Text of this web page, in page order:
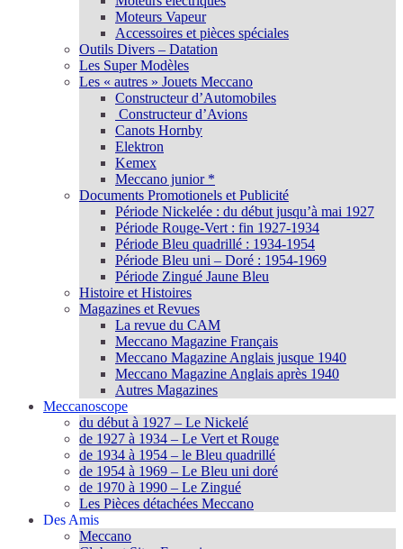
Moteurs Vapeur
Accessoires et pièces spéciales
Outils Divers – Datation
Les Super Modèles
Les « autres » Jouets Meccano
Constructeur d’Automobiles
Constructeur d’Avions
Canots Hornby
Elektron
Kemex
Meccano junior *
Documents Promotionels et Publicité
Période Nickelée : du début jusqu’à mai 1927
Période Rouge-Vert : fin 1927-1934
Période Bleu quadrillé : 1934-1954
Période Bleu uni – Doré : 1954-1969
Période Zingué Jaune Bleu
Histoire et Histoires
Magazines et Revues
La revue du CAM
Meccano Magazine Français
Meccano Magazine Anglais jusque 1940
Meccano Magazine Anglais après 1940
Autres Magazines
Meccanoscope
du début à 1927 – Le Nickelé
de 1927 à 1934 – Le Vert et Rouge
de 1934 à 1954 – le Bleu quadrillé
de 1954 à 1969 – Le Bleu uni doré
de 1970 à 1990 – Le Zingué
Les Pièces détachées Meccano
Des Amis
Meccano